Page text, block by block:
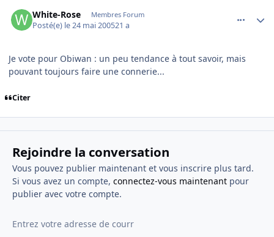
White-Rose Membres Forum
Posté(e) le 24 mai 200521 a
Je vote pour Obiwan : un peu tendance à tout savoir, mais
pouvant toujours faire une connerie...
Citer
Rejoindre la conversation
Vous pouvez publier maintenant et vous inscrire plus tard.
Si vous avez un compte, connectez-vous maintenantpour
publier avec votre compte.